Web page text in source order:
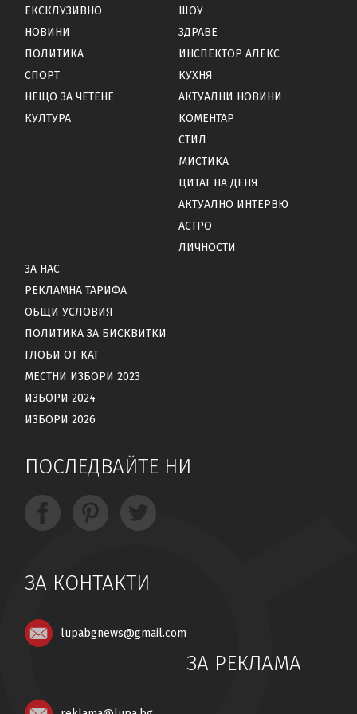
ЕКСКЛУЗИВНО
НОВИНИ
ПОЛИТИКА
СПОРТ
НЕЩО ЗА ЧЕТЕНЕ
КУЛТУРА
ШОУ
ЗДРАВЕ
ИНСПЕКТОР АЛЕКС
КУХНЯ
АКТУАЛНИ НОВИНИ
КОМЕНТАР
СТИЛ
МИСТИКА
ЦИТАТ НА ДЕНЯ
АКТУАЛНО ИНТЕРВЮ
АСТРО
ЛИЧНОСТИ
ЗА НАС
РЕКЛАМНА ТАРИФА
ОБЩИ УСЛОВИЯ
ПОЛИТИКА ЗА БИСКВИТКИ
ГЛОБИ ОТ КАТ
МЕСТНИ ИЗБОРИ 2023
ИЗБОРИ 2024
ИЗБОРИ 2026
ПОСЛЕДВАЙТЕ НИ
ЗА КОНТАКТИ
lupabgnews@gmail.com
ЗА РЕКЛАМА